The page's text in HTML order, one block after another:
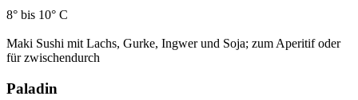
8° bis 10° C
Maki Sushi mit Lachs, Gurke, Ingwer und Soja; zum Aperitif oder
für zwischendurch
Paladin